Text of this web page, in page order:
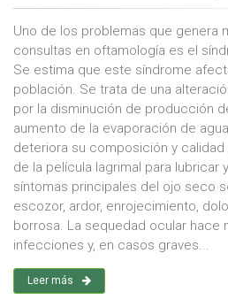
Uno de los problemas que genera
consultas en oftamología es el
Se estima que este síndrome
población. Se trata de una
por la disminución de producción
aumento de la evaporación de
deteriora su composición y
de la película lagrimal para lubricar
síntomas principales del ojo seco
escozor, ardor, enrojecimiento,
borrosa. La sequedad ocular hace
infecciones y, en casos graves...
Leer más